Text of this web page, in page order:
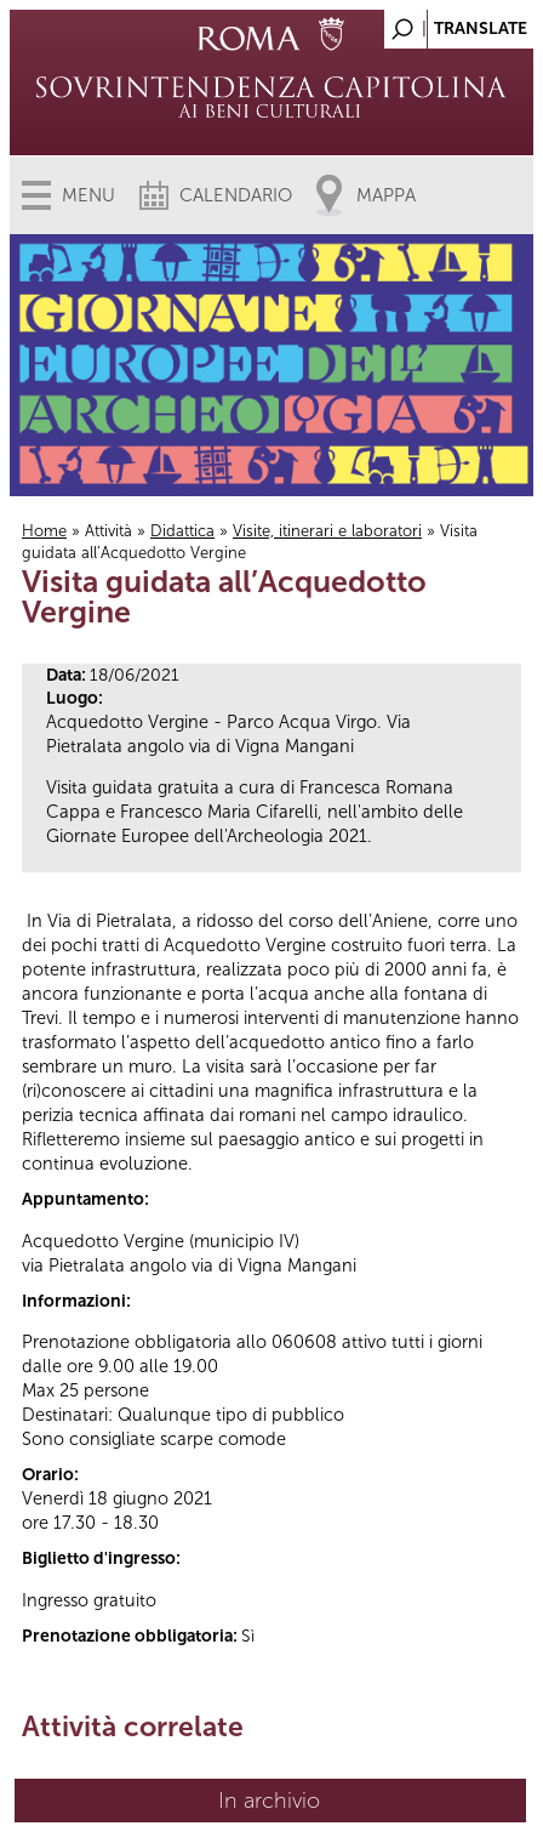
MENU CALENDARIO MAPPA
Tu sei qui
Home » Attività » Didattica » Visite, itinerari e laboratori » Visita
guidata all’Acquedotto Vergine
Visita guidata all’Acquedotto
Vergine
Data: 18/06/2021
Luogo:
Acquedotto Vergine - Parco Acqua Virgo. Via
Pietralata angolo via di Vigna Mangani
Visita guidata gratuita a cura di Francesca Romana
Cappa e Francesco Maria Cifarelli, nell'ambito delle
Giornate Europee dell'Archeologia 2021.
In Via di Pietralata, a ridosso del corso dell’Aniene, corre uno
dei pochi tratti di Acquedotto Vergine costruito fuori terra. La
potente infrastruttura, realizzata poco più di 2000 anni fa, è
ancora funzionante e porta l’acqua anche alla fontana di
Trevi. Il tempo e i numerosi interventi di manutenzione hanno
trasformato l’aspetto dell’acquedotto antico fino a farlo
sembrare un muro. La visita sarà l’occasione per far
(ri)conoscere ai cittadini una magnifica infrastruttura e la
perizia tecnica affinata dai romani nel campo idraulico.
Rifletteremo insieme sul paesaggio antico e sui progetti in
continua evoluzione.
Appuntamento:
Acquedotto Vergine (municipio IV)
via Pietralata angolo via di Vigna Mangani
Informazioni:
Prenotazione obbligatoria allo 060608 attivo tutti i giorni
dalle ore 9.00 alle 19.00
Max 25 persone
Destinatari: Qualunque tipo di pubblico
Sono consigliate scarpe comode
Orario:
Venerdì 18 giugno 2021
ore 17.30 - 18.30
Biglietto d'ingresso:
Ingresso gratuito
Prenotazione obbligatoria: Sì
Attività correlate
In archivio